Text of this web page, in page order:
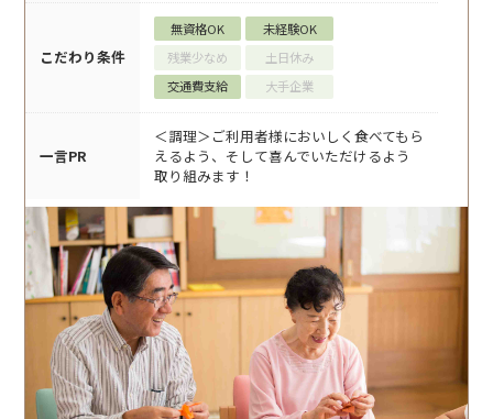
こだわり条件
無資格OK
未経験OK
残業少なめ
土日休み
交通費支給
大手企業
一言PR
＜調理＞ご利用者様においしく食べてもら
えるよう、そして喜んでいただけるよう
取り組みます！